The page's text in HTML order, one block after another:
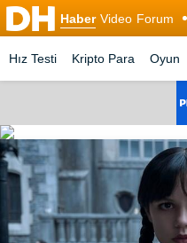
Haber Video Forum
Hız Testi Kripto Para Oyun